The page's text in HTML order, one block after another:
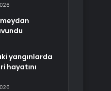
yangınlarda
hayatını